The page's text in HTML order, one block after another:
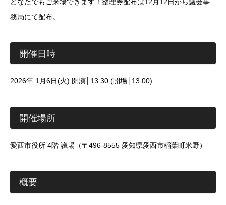
務局にて配布。
開催日時
2026年 1月6日(火) 開演│13:30 (開場│13:00)
開催場所
愛西市役所 4階 議場（〒496-8555 愛知県愛西市稲葉町米野）
概要